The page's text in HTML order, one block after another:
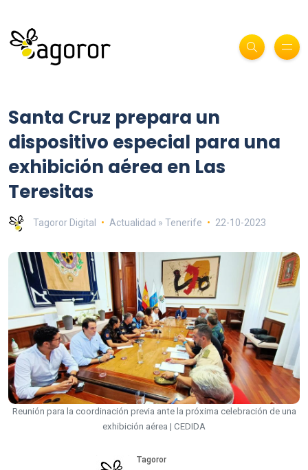
Santa Cruz prepara un
dispositivo especial para una
exhibición aérea en Las
Teresitas
Tagoror Digital Actualidad » Tenerife 22-10-2023
Reunión para la coordinación previa ante la próxima celebración de una
exhibición aérea | CEDIDA